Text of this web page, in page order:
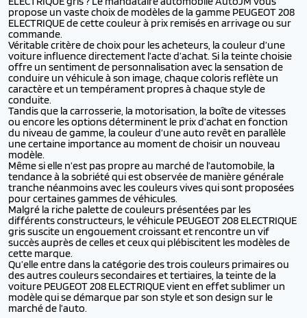
propose un vaste choix de modèles de la gamme PEUGEOT 208
ELECTRIQUE de cette couleur à prix remisés en arrivage ou sur
commande.
Véritable critère de choix pour les acheteurs, la couleur d’une
voiture influence directement l’acte d’achat. Si la teinte choisie
offre un sentiment de personnalisation avec la sensation de
conduire un véhicule à son image, chaque coloris reflète un
caractère et un tempérament propres à chaque style de
conduite.
Tandis que la carrosserie, la motorisation, la boîte de vitesses
ou encore les options déterminent le prix d’achat en fonction
du niveau de gamme, la couleur d’une auto revêt en parallèle
une certaine importance au moment de choisir un nouveau
modèle.
Même si elle n’est pas propre au marché de l’automobile, la
tendance à la sobriété qui est observée de manière générale
tranche néanmoins avec les couleurs vives qui sont proposées
pour certaines gammes de véhicules.
Malgré la riche palette de couleurs présentées par les
différents constructeurs, le véhicule PEUGEOT 208 ELECTRIQUE
gris suscite un engouement croissant et rencontre un vif
succès auprès de celles et ceux qui plébiscitent les modèles de
cette marque.
Qu’elle entre dans la catégorie des trois couleurs primaires ou
des autres couleurs secondaires et tertiaires, la teinte de la
voiture PEUGEOT 208 ELECTRIQUE vient en effet sublimer un
modèle qui se démarque par son style et son design sur le
marché de l’auto.